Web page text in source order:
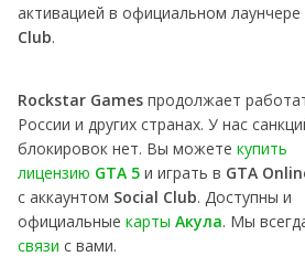
активацией в официальном лаунчере
Club.
Rockstar Games продолжает
России и других странах. У нас
блокировок нет. Вы можете купить
лицензию GTA 5 и играть в GTA
с аккаунтом Social Club. Доступны и
официальные карты Акула. Мы
связи с вами.